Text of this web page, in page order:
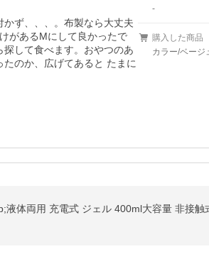
ず、、、。布製なら大丈夫
があるMにして良かったで
して食べます。おやつのあ
のか、広げてあると たまに
-
購入した商品
カラー/ベージ